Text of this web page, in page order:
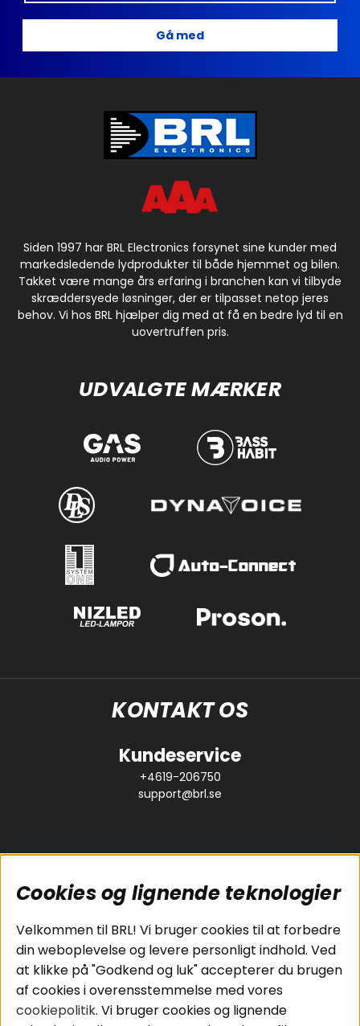
Gå med
Siden 1997 har BRL Electronics forsynet sine kunder med
markedsledende lydprodukter til både hjemmet og bilen.
Takket være mange års erfaring i branchen kan vi tilbyde
skræddersyede løsninger, der er tilpasset netop jeres
behov. Vi hos BRL hjælper dig med at få en bedre lyd til en
uovertruffen pris.
UDVALGTE MÆRKER
KONTAKT OS
Kundeservice
+4619-206750
support@brl.se
Populære sider
Pakkeløsninger
Bilstereo
Højttalere
Forstærker
Smartphone
Kundeservice
Cookies
Handelsbetingelser
Personvernpolicy
Service / Garanti /
Retur
Cookies og lignende teknologier
Velkommen til BRL! Vi bruger cookies til at forbedre
din weboplevelse og levere personligt indhold. Ved
at klikke på "Godkend og luk" accepterer du brugen
af cookies i overensstemmelse med vores
cookiepolitik. Vi bruger cookies og lignende